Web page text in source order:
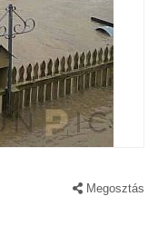
Megosztás